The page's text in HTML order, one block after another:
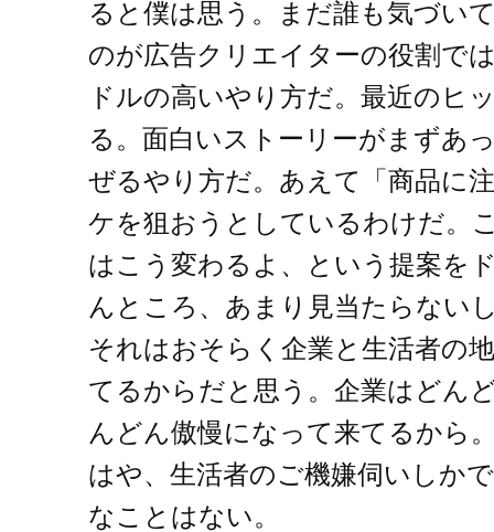
ると僕は思う。まだ誰も気づい
のが広告クリエイターの役割で
ドルの高いやり方だ。最近のヒ
る。面白いストーリーがまずあ
ぜるやり方だ。あえて「商品に
ケを狙おうとしているわけだ。
はこう変わるよ、という提案を
んところ、あまり見当たらない
それはおそらく企業と生活者の
てるからだと思う。企業はどん
んどん傲慢になって来てるから
はや、生活者のご機嫌伺いしか
なことはない。